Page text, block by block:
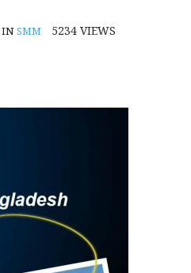
INSMM 5234 VIEWS